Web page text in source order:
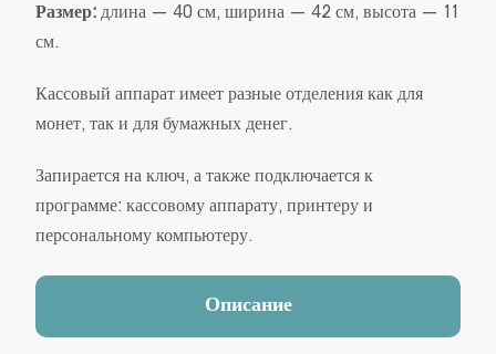
Размер: длина — 40 см, ширина — 42 см, высота — 11
см.
Кассовый аппарат имеет разные отделения как для
монет, так и для бумажных денег.
Запирается на ключ, а также подключается к
программе: кассовому аппарату, принтеру и
персональному компьютеру.
Описание